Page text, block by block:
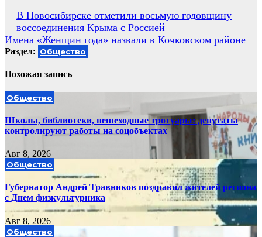
Навигация
по
записям
В Новосибирске отметили восьмую годовщину
воссоединения Крыма с Россией
Имена «Женщин года» назвали в Кочковском районе
Раздел: Общество
Похожая запись
Общество
Школы, библиотеки, пешеходные тротуары: депутаты
контролируют работы на соцобъектах
Авг 8, 2026
Общество
Губернатор Андрей Травников поздравил жителей региона
с Днем физкультурника
Авг 8, 2026
Общество